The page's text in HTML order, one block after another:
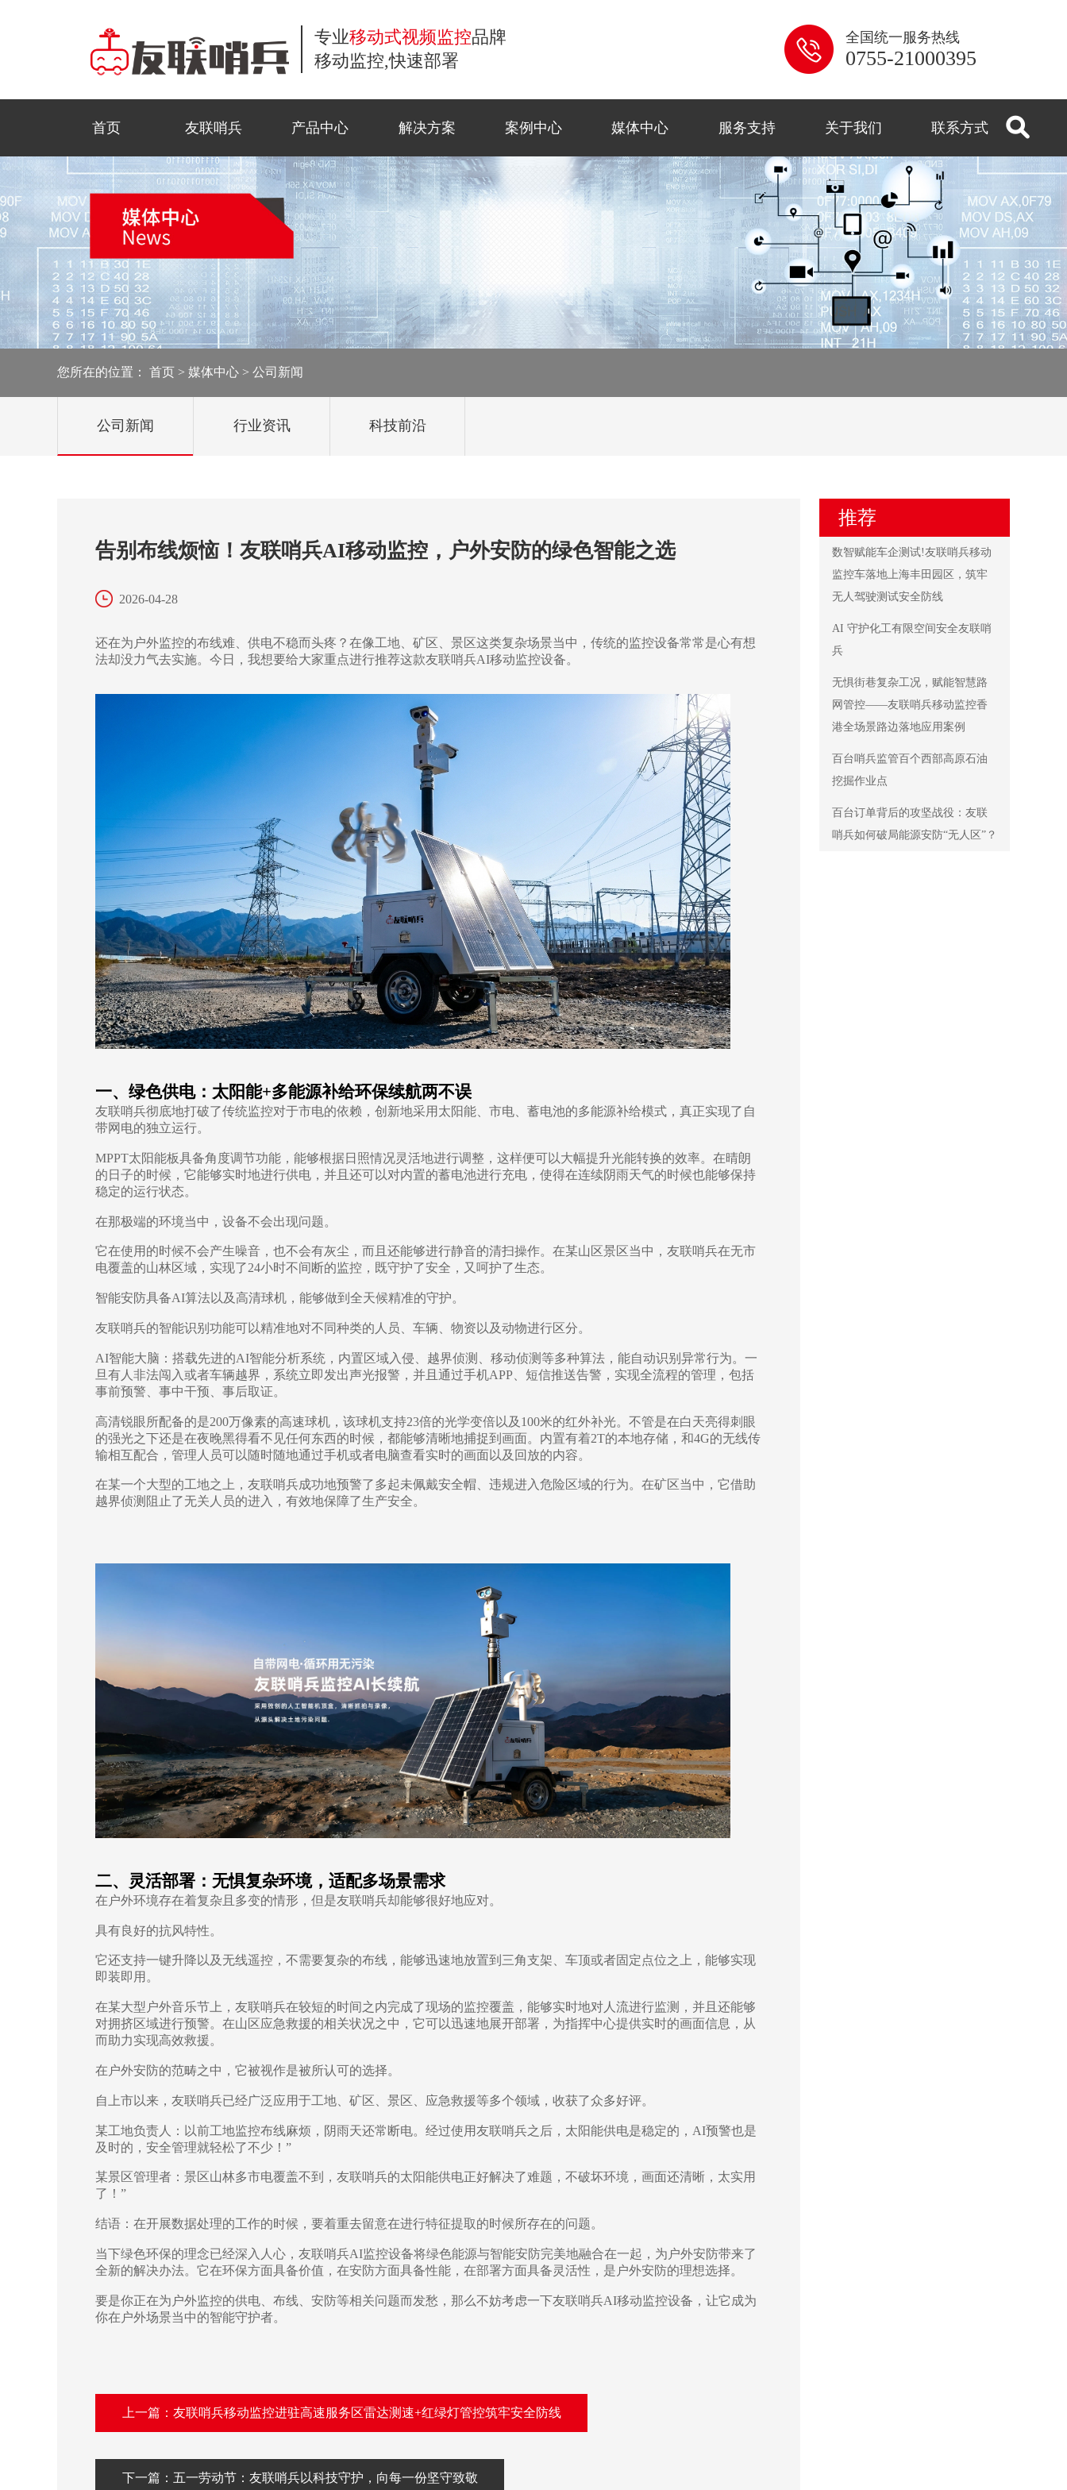
专业移动式视频监控品牌
移动监控,快速部署
全国统一服务热线
0755-21000395
首页 友联哨兵 产品中心
小哨兵移动监控
移动监控系列
小哨兵移动监控
风光互补移动监控
移动布控球
金字塔移动监控
三脚架移动监控
太阳能监控
雪橇移动监控
解决方案
商业应用
商业应用
公共安全
案例中心
工地监控
工地监控
野外巡防
石油监控
活动监控
园区智测
媒体中心
公司新闻
公司新闻
行业资讯
科技前沿
服务支持
常见问题解答
常见问题解答
服务流程
资料下载
视频中心
关于我们 联系方式
联系方式
联系方式
在线留言
招贤纳士
法律声明
合作模式
您所在的位置： 首页 > 媒体中心 > 公司新闻
公司新闻 行业资讯 科技前沿
告别布线烦恼！友联哨兵AI移动监控，户外安防的绿色智能之选
2026-04-28
还在为户外监控的布线难、供电不稳而头疼？在像工地、矿区、景区这类复杂场景当中，传统的监控设备常常是心有想
法却没力气去实施。今日，我想要给大家重点进行推荐这款友联哨兵AI移动监控设备。
一、 绿色供电：太阳能+多能源补给环保续航两不误
友联哨兵彻底地打破了传统监控对于市电的依赖，创新地采用太阳能、市电、蓄电池的多能源补给模式，真正实现了自
带网电的独立运行。
MPPT太阳能板具备角度调节功能，能够根据日照情况灵活地进行调整，这样便可以大幅提升光能转换的效率。在晴朗
的日子的时候，它能够实时地进行供电，并且还可以对内置的蓄电池进行充电，使得在连续阴雨天气的时候也能够保持
稳定的运行状态。
在那极端的环境当中，设备不会出现问题。
它在使用的时候不会产生噪音，也不会有灰尘，而且还能够进行静音的清扫操作。在某山区景区当中，友联哨兵在无市
电覆盖的山林区域，实现了24小时不间断的监控，既守护了安全，又呵护了生态。
智能安防具备AI算法以及高清球机，能够做到全天候精准的守护。
友联哨兵的智能识别功能可以精准地对不同种类的人员、车辆、物资以及动物进行区分。
AI智能大脑：搭载先进的AI智能分析系统，内置区域入侵、越界侦测、移动侦测等多种算法，能自动识别异常行为。一
旦有人非法闯入或者车辆越界，系统立即发出声光报警，并且通过手机APP 、短信推送告警，实现全流程的管理，包括
事前预警、事中干预、事后取证。
高清锐眼所配备的是200万像素的高速球机，该球机支持23倍的光学变倍以及 100米的红外补光。不管是在白天亮得刺眼
的强光之下还是在夜晚黑得看不见任何东西的时候，都能够清晰地捕捉到画面。内置有着2T的本地存储，和4G的无线传
输相互配合，管理人员可以随时随地通过手机或者电脑查看实时的画面以及回放的内容。
在某一个大型的工地之上，友联哨兵成功地预警了多起未佩戴安全帽、违规进入危险区域的行为。在矿区当中，它借助
越界侦测阻止了无关人员的进入，有效地保障了生产安全。
二、 灵活部署：无惧复杂环境，适配多场景需求
在户外环境存在着复杂且多变的情形，但是友联哨兵却能够很好地应对。
具有良好的抗风特性。
它还支持一键升降以及无线遥控，不需要复杂的布线，能够迅速地放置到三角支架、车顶或者固定点位之上，能够实现
即装即用。
在某大型户外音乐节上，友联哨兵在较短的时间之内完成了现场的监控覆盖，能够实时地对人流进行监测，并且还能够
对拥挤区域进行预警。在山区应急救援的相关状况之中，它可以迅速地展开部署，为指挥中心提供实时的画面信息，从
而助力实现高效救援。
在户外安防的范畴之中，它被视作是被所认可的选择。
自上市以来，友联哨兵已经广泛应用于工地、矿区、景区、应急救援等多个领域，收获了众多好评。
某工地负责人：以前工地监控布线麻烦，阴雨天还常断电。经过使用友联哨兵之后，太阳能供电是稳定的， AI预警也是
及时的，安全管理就轻松了不少！ ”
某景区管理者：景区山林多市电覆盖不到，友联哨兵的太阳能供电正好解决了难题，不破坏环境，画面还清晰，太实用
了！ ”
结语：在开展数据处理的工作的时候，要着重去留意在进行特征提取的时候所存在的问题。
当下绿色环保的理念已经深入人心，友联哨兵AI监控设备将绿色能源与智能安防完美地融合在一起，为户外安防带来了
全新的解决办法。它在环保方面具备价值，在安防方面具备性能，在部署方面具备灵活性，是户外安防的理想选择。
要是你正在为户外监控的供电、布线、安防等相关问题而发愁，那么不妨考虑一下友联哨兵AI移动监控设备，让它成为
你在户外场景当中的智能守护者。
上一篇：友联哨兵移动监控进驻高速服务区雷达测速+红绿灯管控筑牢安全防线
下一篇：五一劳动节：友联哨兵以科技守护，向每一份坚守致敬
推荐
数智赋能车企测试!友联哨兵移动
监控车落地上海丰田园区，筑牢
无人驾驶测试安全防线
AI 守护化工有限空间安全友联哨
兵
无惧街巷复杂工况，赋能智慧路
网管控——友联哨兵移动监控香
港全场景路边落地应用案例
百台哨兵监管百个西部高原石油
挖掘作业点
百台订单背后的攻坚战役：友联
哨兵如何破局能源安防“无人区”？